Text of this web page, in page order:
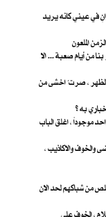
في عيني كانه يريد
من أيام صعبة ... الا
، صرت ُ اخشى من
موجوداً ، اغلق الباب
والخوف والاكاذيب ،
من شباكهم لحد الان